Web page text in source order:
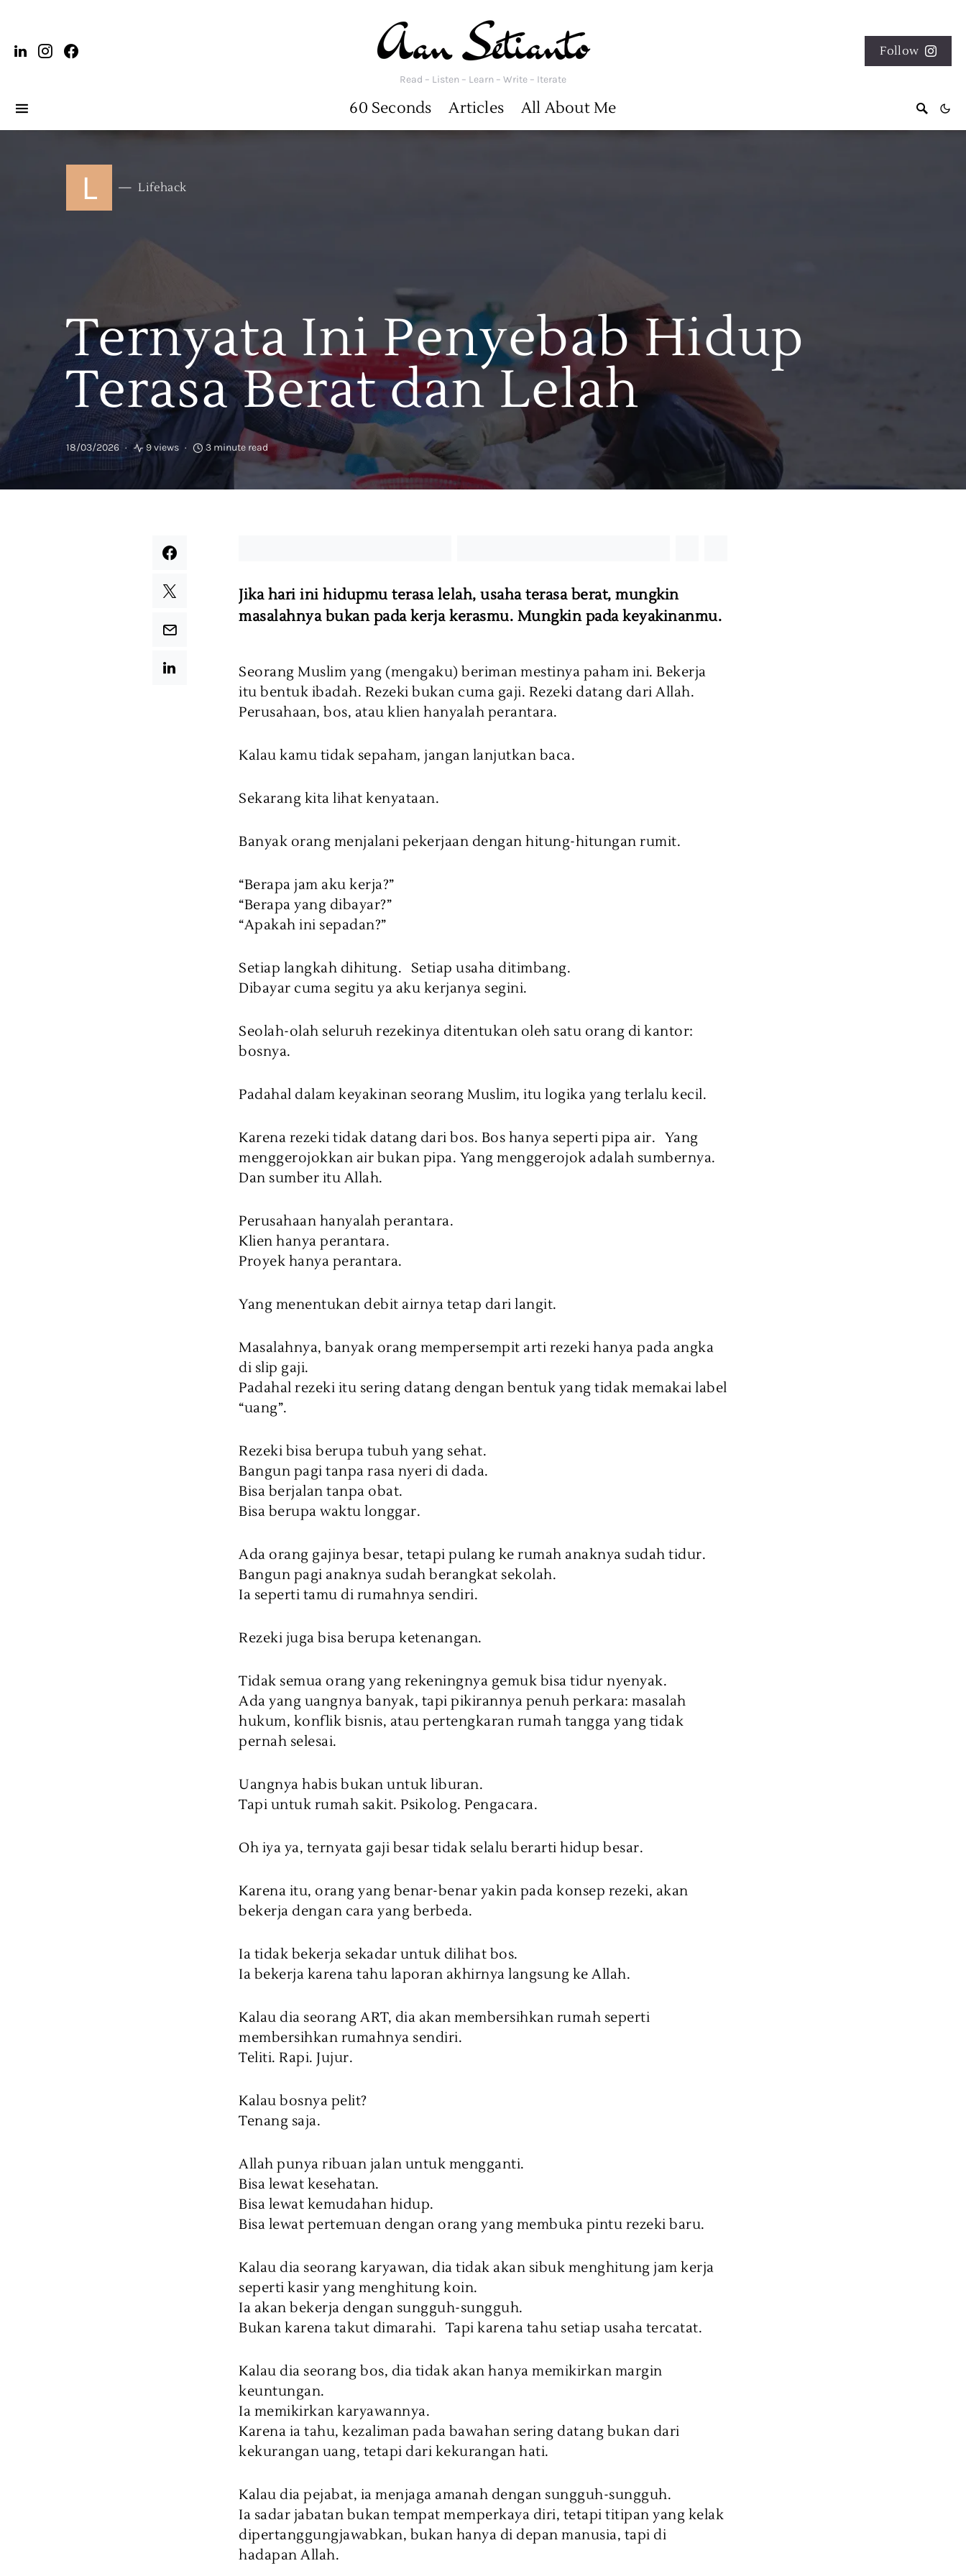
Read – Listen – Learn – Write – Iterate
Follow
60 Seconds Articles All About Me
L Lifehack
Ternyata Ini Penyebab Hidup
Terasa Berat dan Lelah
18/03/2026 9 views 3 minute read
Jika hari ini hidupmu terasa lelah, usaha terasa berat, mungkin
masalahnya bukan pada kerja kerasmu. Mungkin pada keyakinanmu.
Seorang Muslim yang (mengaku) beriman mestinya paham ini. Bekerja
itu bentuk ibadah. Rezeki bukan cuma gaji. Rezeki datang dari Allah.
Perusahaan, bos, atau klien hanyalah perantara.
Kalau kamu tidak sepaham, jangan lanjutkan baca.
Sekarang kita lihat kenyataan.
Banyak orang menjalani pekerjaan dengan hitung-hitungan rumit.
“Berapa jam aku kerja?”
“Berapa yang dibayar?”
“Apakah ini sepadan?”
Setiap langkah dihitung. Setiap usaha ditimbang.
Dibayar cuma segitu ya aku kerjanya segini.
Seolah-olah seluruh rezekinya ditentukan oleh satu orang di kantor:
bosnya.
Padahal dalam keyakinan seorang Muslim, itu logika yang terlalu kecil.
Karena rezeki tidak datang dari bos. Bos hanya seperti pipa air. Yang
menggerojokkan air bukan pipa. Yang menggerojok adalah sumbernya.
Dan sumber itu Allah.
Perusahaan hanyalah perantara.
Klien hanya perantara.
Proyek hanya perantara.
Yang menentukan debit airnya tetap dari langit.
Masalahnya, banyak orang mempersempit arti rezeki hanya pada angka
di slip gaji.
Padahal rezeki itu sering datang dengan bentuk yang tidak memakai label
“uang”.
Rezeki bisa berupa tubuh yang sehat.
Bangun pagi tanpa rasa nyeri di dada.
Bisa berjalan tanpa obat.
Bisa berupa waktu longgar.
Ada orang gajinya besar, tetapi pulang ke rumah anaknya sudah tidur.
Bangun pagi anaknya sudah berangkat sekolah.
Ia seperti tamu di rumahnya sendiri.
Rezeki juga bisa berupa ketenangan.
Tidak semua orang yang rekeningnya gemuk bisa tidur nyenyak.
Ada yang uangnya banyak, tapi pikirannya penuh perkara: masalah
hukum, konflik bisnis, atau pertengkaran rumah tangga yang tidak
pernah selesai.
Uangnya habis bukan untuk liburan.
Tapi untuk rumah sakit. Psikolog. Pengacara.
Oh iya ya, ternyata gaji besar tidak selalu berarti hidup besar.
Karena itu, orang yang benar-benar yakin pada konsep rezeki, akan
bekerja dengan cara yang berbeda.
Ia tidak bekerja sekadar untuk dilihat bos.
Ia bekerja karena tahu laporan akhirnya langsung ke Allah.
Kalau dia seorang ART, dia akan membersihkan rumah seperti
membersihkan rumahnya sendiri.
Teliti. Rapi. Jujur.
Kalau bosnya pelit?
Tenang saja.
Allah punya ribuan jalan untuk mengganti.
Bisa lewat kesehatan.
Bisa lewat kemudahan hidup.
Bisa lewat pertemuan dengan orang yang membuka pintu rezeki baru.
Kalau dia seorang karyawan, dia tidak akan sibuk menghitung jam kerja
seperti kasir yang menghitung koin.
Ia akan bekerja dengan sungguh-sungguh.
Bukan karena takut dimarahi. Tapi karena tahu setiap usaha tercatat.
Kalau dia seorang bos, dia tidak akan hanya memikirkan margin
keuntungan.
Ia memikirkan karyawannya.
Karena ia tahu, kezaliman pada bawahan sering datang bukan dari
kekurangan uang, tetapi dari kekurangan hati.
Kalau dia pejabat, ia menjaga amanah dengan sungguh-sungguh.
Ia sadar jabatan bukan tempat memperkaya diri, tetapi titipan yang kelak
dipertanggungjawabkan, bukan hanya di depan manusia, tapi di
hadapan Allah.